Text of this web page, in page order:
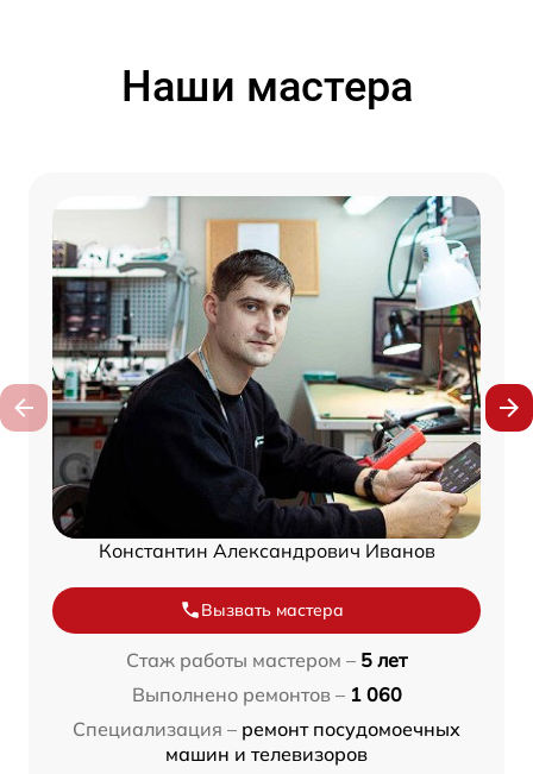
Наши мастера
Константин Александрович Иванов
Вызвать мастера
Стаж работы мастером – 5 лет
Выполнено ремонтов – 1 060
Специализация – ремонт посудомоечных
машин и телевизоров